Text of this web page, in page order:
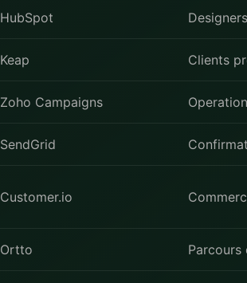
HubSpot
Keap Clients
Zoho Campaigns
SendGrid
Customer.io
Ortto Parcours